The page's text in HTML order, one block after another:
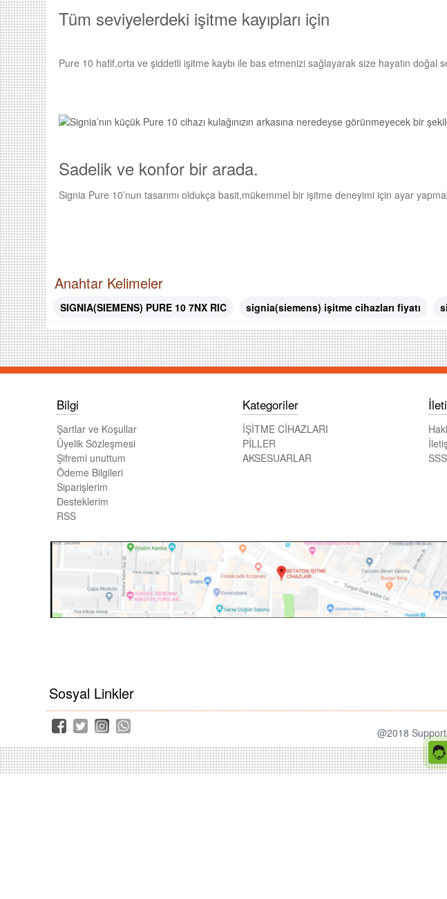
Tüm seviyelerdeki işitme kayıpları için
Pure 10 hafif,orta ve şiddetli işitme kaybı ile bas etmenizi sağlayarak size hayatın doğal
Sadelik ve konfor bir arada.
Signia Pure 10’nun tasarımı oldukça basit,mükemmel bir işitme deneyimi için ayar
Anahtar Kelimeler
SIGNIA(SIEMENS) PURE 10 7NX RIC signia(siemens) işitme cihazları fiyatı
Bilgi
Şartlar ve Koşullar
Üyelik Sözleşmesi
Şifremi unuttum
Ödeme Bilgileri
Siparişlerim
Desteklerim
RSS
Kategoriler
İŞİTME CİHAZLARI
PİLLER
AKSESUARLAR
SSS
Sosyal Linkler
@2018